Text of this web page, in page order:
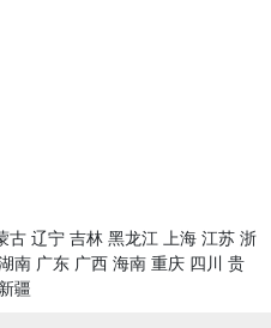
古 辽宁 吉林 黑龙江 上海 江苏 浙
南 广东 广西 海南 重庆 四川 贵
新疆